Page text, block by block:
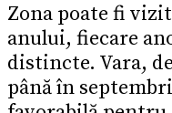
Zona poate fi
anului, fiecare
distincte. Vara,
până în